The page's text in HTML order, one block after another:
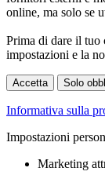
online, ma solo se
Prima di dare il tuo
impostazioni e la
Accetta Solo
Informativa sulla
Impostazioni
Marketing